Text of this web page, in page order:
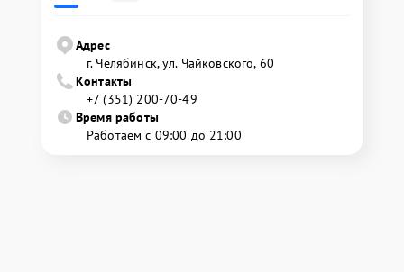
Адрес
г. Челябинск, ул. Чайковского, 60
Контакты
+7 (351) 200-70-49
Время работы
Работаем с 09:00 до 21:00